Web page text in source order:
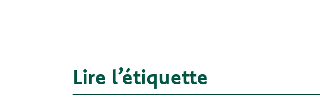
Lire l’étiquette